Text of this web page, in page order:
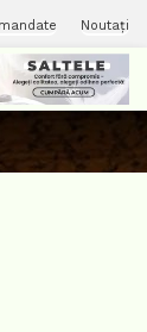
Noutați